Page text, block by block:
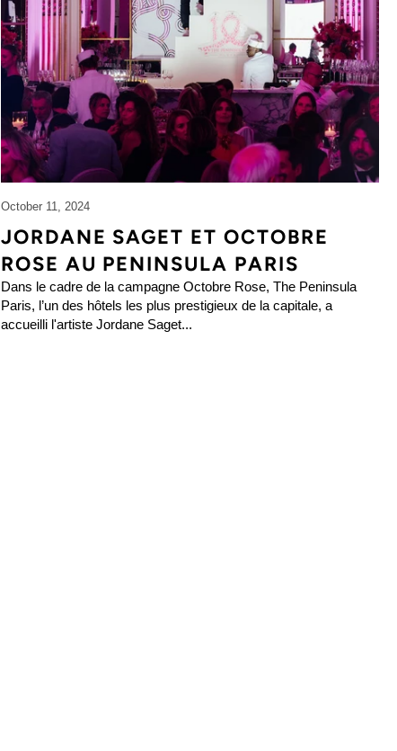
October 11, 2024
JORDANE SAGET ET OCTOBRE
ROSE AU PENINSULA PARIS
Dans le cadre de la campagne Octobre Rose, The Peninsula
Paris, l’un des hôtels les plus prestigieux de la capitale, a
accueilli l'artiste Jordane Saget...